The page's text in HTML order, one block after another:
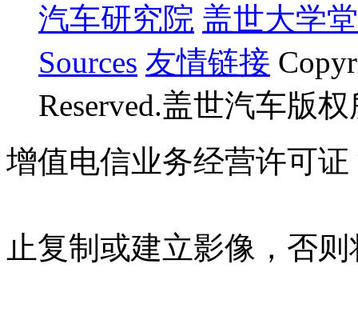
汽车研究院 盖世大学堂
Sources 友情链接
Reserved.盖世汽车版
增值电信业务经营许可证
止复制或建立影像，否